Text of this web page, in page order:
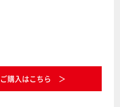
ご購入はこちら